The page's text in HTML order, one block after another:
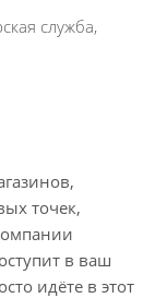
служба,
точек,
в ваш
идёте в этот